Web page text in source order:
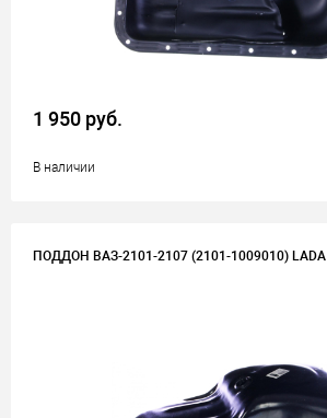
1 950 руб.
В наличии
ПОДДОН ВАЗ-2101-2107 (2101-1009010) LADA